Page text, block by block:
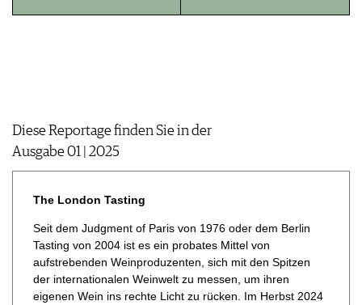
JOBS
FAQ
Diese Reportage finden Sie in der
Ausgabe 01 | 2025
The London Tasting
Seit dem Judgment of Paris von 1976 oder dem Berlin
Tasting von 2004 ist es ein probates Mittel von
aufstrebenden Weinproduzenten, sich mit den Spitzen
der internationalen Weinwelt zu messen, um ihren
eigenen Wein ins rechte Licht zu rücken. Im Herbst 2024